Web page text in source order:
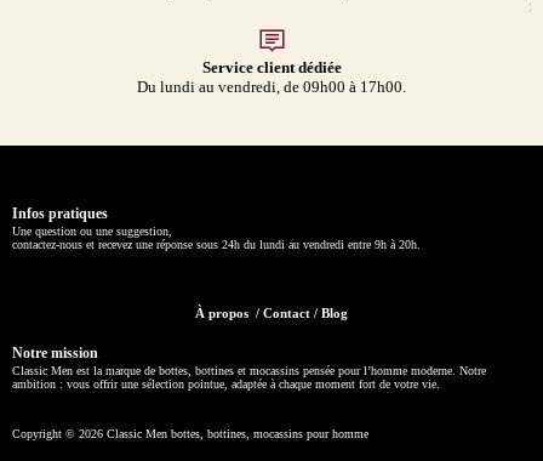
Service client dédiée
Du lundi au vendredi, de 09h00 à 17h00.
Infos pratiques
Une question ou une suggestion,
contactez-nous et recevez une réponse sous 24h du lundi au vendredi entre 9h à 20h.
À propos / Contact / Blog
Notre mission
Classic Men est la marque de bottes, bottines et mocassins pensée pour l’homme moderne. Notre
ambition : vous offrir une sélection pointue, adaptée à chaque moment fort de votre vie.
Copyright © 2026 Classic Men bottes, bottines, mocassins pour homme